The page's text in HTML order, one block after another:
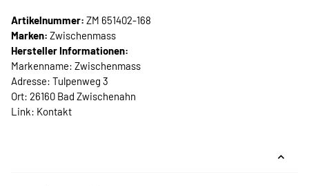
Artikelnummer: ZM 651402-168
Marken: Zwischenmass
Hersteller Informationen:
Markenname: Zwischenmass
Adresse: Tulpenweg 3
Ort: 26160 Bad Zwischenahn
Link: Kontakt